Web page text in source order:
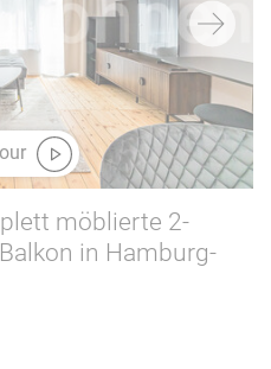
möblierte 2-
in Hamburg-